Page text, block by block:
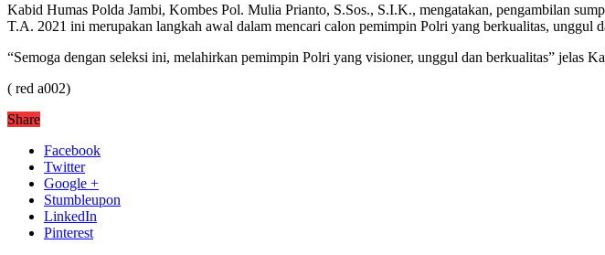
Kabid Humas Polda Jambi, Kombes Pol. Mulia Prianto, S.Sos., S.I.K., mengatakan, pengambilan
T.A. 2021 ini merupakan langkah awal dalam mencari calon pemimpin Polri yang berkualitas, unggul
“Semoga dengan seleksi ini, melahirkan pemimpin Polri yang visioner, unggul dan berkualitas” jelas
( red a002)
Share
Facebook
Twitter
Google +
Stumbleupon
LinkedIn
Pinterest